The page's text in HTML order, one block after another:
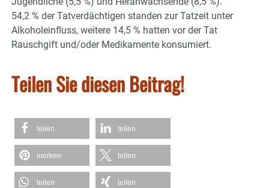
54,2 % der Tatverdächtigen standen zur Tatzeit unter
Alkoholeinfluss, weitere 14,5 % hatten vor der Tat
Rauschgift und/oder Medikamente konsumiert.
Teilen Sie diesen Beitrag!
teilen teilen
merken teilen
teilen teilen